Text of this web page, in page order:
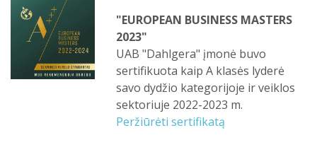
TOP įmonė - rekomenduoja
rekvizitai.lt
UAB "Dahlgera" buvo įvertinta kaip
viena sparčiausiai augančių
bendrovių ir buvo nominuota TOP
2023 įmone.